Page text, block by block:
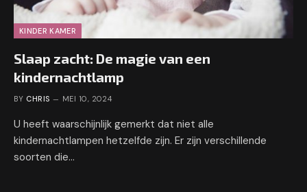
KINDER KAMER
Slaap zacht: De magie van een
kindernachtlamp
BY CHRIS MEI 10, 2024
U heeft waarschijnlijk gemerkt dat niet alle
kindernachtlampen hetzelfde zijn. Er zijn verschillende
soorten die…